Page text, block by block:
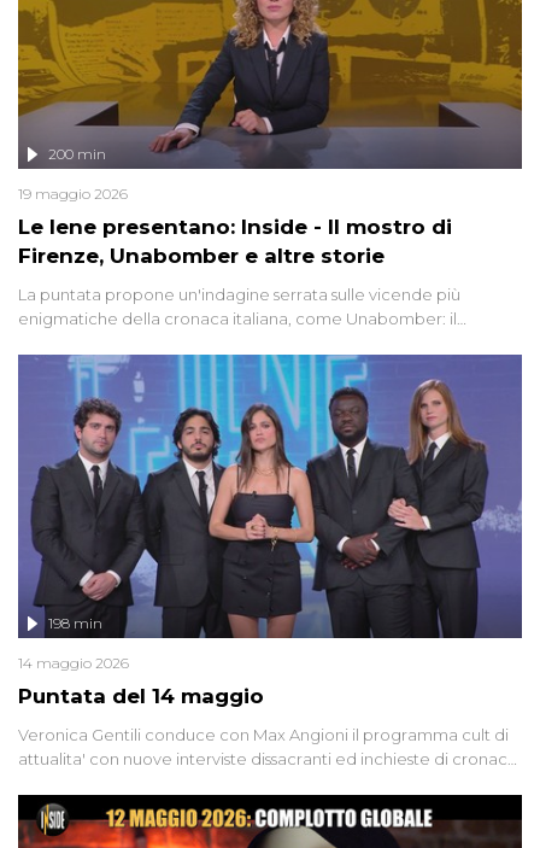
Le Iene presentano: Inside - Il mostro di
Firenze, Unabomber e altre storie
200 min
19 maggio 2026
La puntata propone un'indagine serrata sulle vicende più
enigmatiche della cronaca italiana, come Unabomber: il
'90 e il 2000 che, inquietantemente, potrebbe essere ancora in
libertà. Lo speciale affronta inoltre le zone d'ombra sul Mostro di
Firenze, le cui responsabilità appaiono ancora oggi avvolte in un
groviglio di dubbi mai chiariti. Nel corso dello speciale anche
l'intervista inedita a Olindo Romano, realizzata ne...
Puntata del 14 maggio
198 min
14 maggio 2026
Veronica Gentili conduce con Max Angioni il programma cult di
attualita' con nuove interviste dissacranti ed inchieste di cronaca